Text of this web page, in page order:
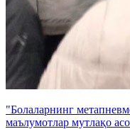
"Болаларнинг
маълумотлар мутлақо